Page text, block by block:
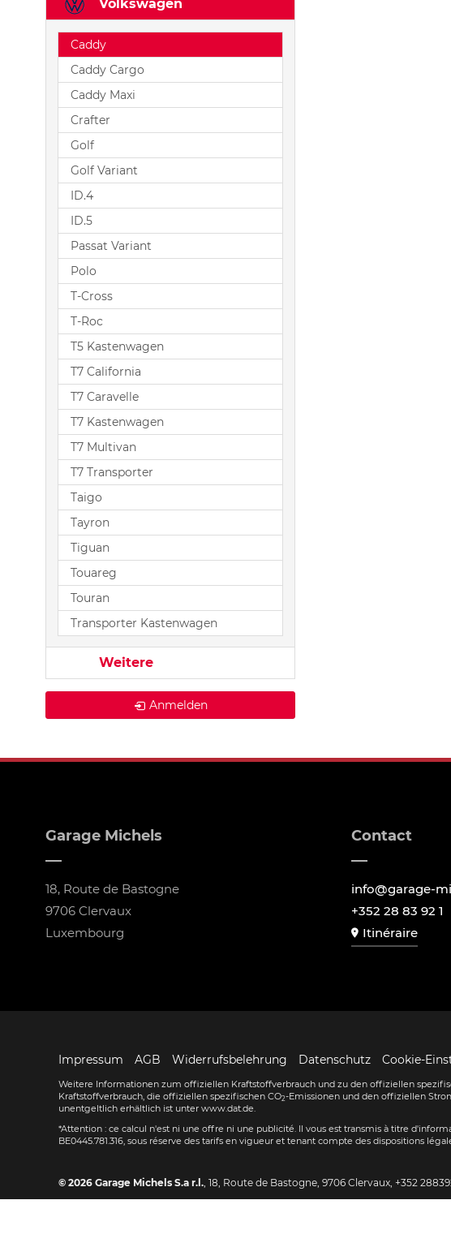
Volkswagen
Caddy
Caddy Cargo
Caddy Maxi
Crafter
Golf
Golf Variant
ID.4
ID.5
Passat Variant
Polo
T-Cross
T-Roc
T5 Kastenwagen
T7 California
T7 Caravelle
T7 Kastenwagen
T7 Multivan
T7 Transporter
Taigo
Tayron
Tiguan
Touareg
Touran
Transporter Kastenwagen
Weitere
Anmelden
Garage Michels
18, Route de Bastogne
9706 Clervaux
Luxembourg
Contact
info@garage-
+352 28 83 92 1
Itinéraire
Impressum AGB Widerrufsbelehrung Datenschutz Cookie-
Weitere Informationen zum offiziellen Kraftstoffverbrauch und zu den offiziellen
Kraftstoffverbrauch, die offiziellen spezifischen CO2-Emissionen und den offiziellen
unentgeltlich erhältlich ist unter www.dat.de.
*Attention : ce calcul n'est ni une offre ni une publicité. Il vous est transmis à titre
BE0445.781.316, sous réserve des tarifs en vigueur et tenant compte des dispositions
© 2026 Garage Michels S.a r.l. 18, Route de Bastogne 9706 Clervaux, +352